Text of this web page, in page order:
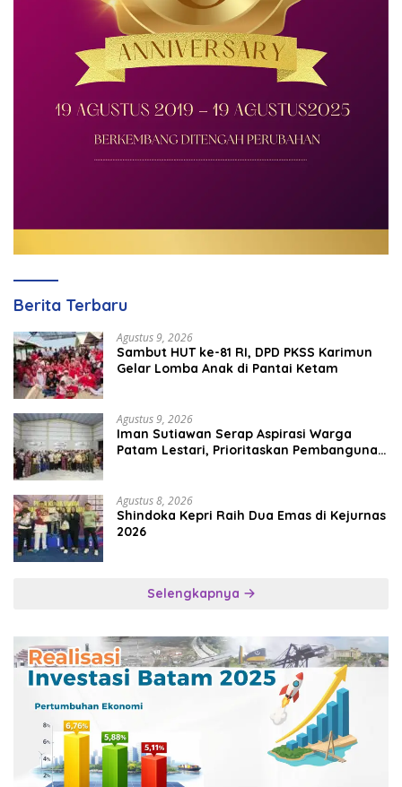
Berita Terbaru
Agustus 9, 2026
Sambut HUT ke-81 RI, DPD PKSS Karimun
Gelar Lomba Anak di Pantai Ketam
Agustus 9, 2026
Iman Sutiawan Serap Aspirasi Warga
Patam Lestari, Prioritaskan Pembangunan
Agustus 8, 2026
Shindoka Kepri Raih Dua Emas di Kejurnas
2026
Selengkapnya